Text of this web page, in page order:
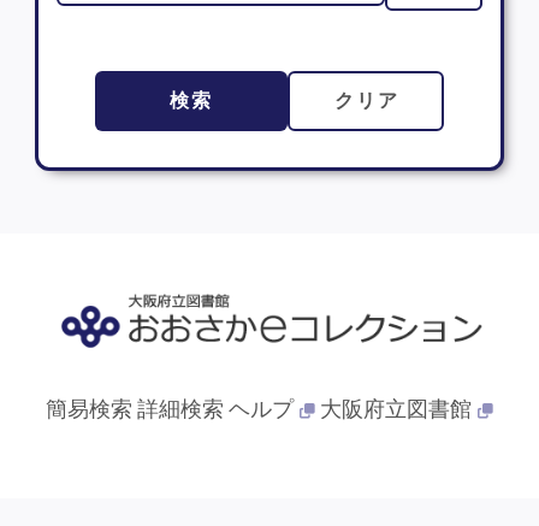
検索 クリア
簡易検索 詳細検索 ヘルプ 大阪府立図書館